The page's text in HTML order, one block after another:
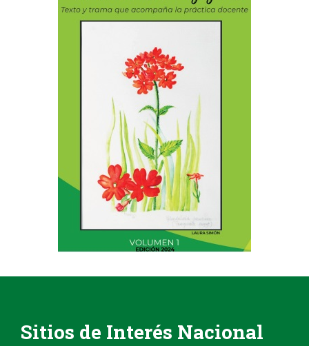
Sitios de Interés Nacional